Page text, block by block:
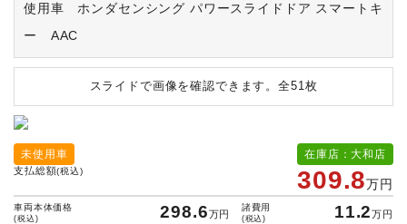
使用車 ホンダセンシング パワースライドドア スマートキ
ー AAC
スライドで画像を確認できます。全51枚
在庫店：大和店
未使用車
支払総額(税込) 309.8万円
車両本体価格
(税込) 298.6万円
諸費用
(税込) 11.2万円